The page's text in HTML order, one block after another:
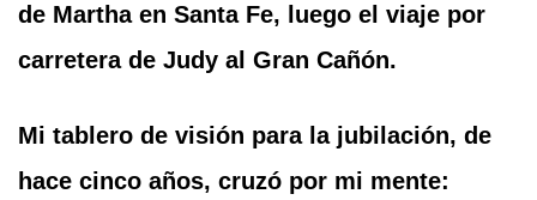
de Martha en Santa Fe, luego el viaje por
carretera de Judy al Gran Cañón.
Mi tablero de visión para la jubilación, de
hace cinco años, cruzó por mi mente: